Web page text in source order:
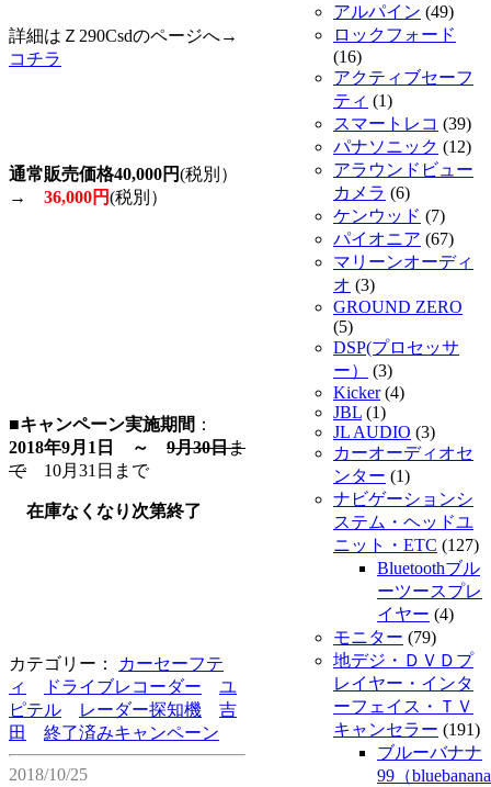
詳細はＺ290Csdのページへ→
コチラ
通常販売価格40,000円(税別）
→ 36,000円(税別）
■キャンペーン実施期間 ：
2018年9月1日 ～ 9月30日ま
で10月31日まで
在庫なくなり次第終了
カテゴリー：
カーセーフテ
ィ
ドライブレコーダー
ユ
ピテル
レーダー探知機
吉
田
終了済みキャンペーン
2018/10/25
アルパイン (49)
ロックフォード
(16)
アクティブセーフ
ティ (1)
スマートレコ (39)
パナソニック (12)
アラウンドビュー
カメラ (6)
ケンウッド (7)
パイオニア (67)
マリーンオーディ
オ (3)
GROUND ZERO
(5)
DSP(プロセッサ
ー）
(3)
Kicker(4)
JBL (1)
JL AUDIO (3)
カーオーディオセ
ンター (1)
ナビゲーションシ
ステム・ヘッドユ
ニット・ETC (127)
Bluetoothブル
ーツースプレ
イヤー (4)
モニター (79)
地デジ・ＤＶＤプ
レイヤー・インタ
ーフェイス・ＴＶ
キャンセラー (191)
ブルーバナナ
99（